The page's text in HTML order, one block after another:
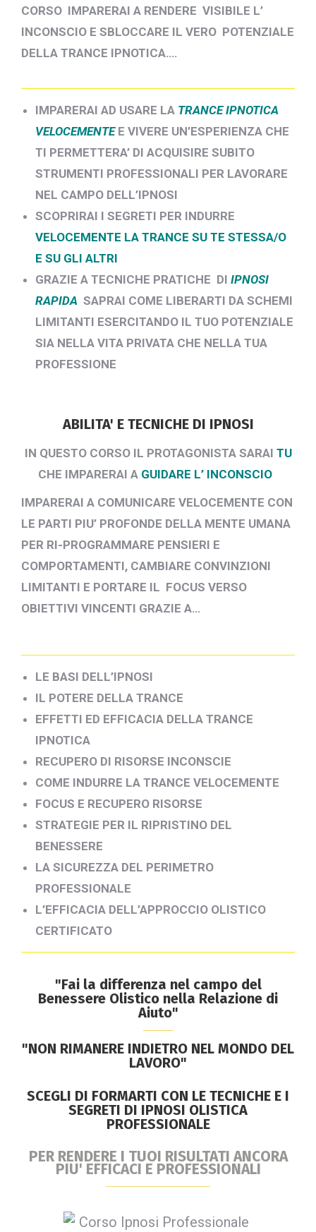
CORSO IMPARERAI A RENDERE VISIBILE L’
INCONSCIO E SBLOCCARE IL VERO POTENZIALE
DELLA TRANCE IPNOTICA….
IMPARERAI AD USARE LA TRANCE IPNOTICA
VELOCEMENTEE VIVERE UN’ESPERIENZA CHE
TI PERMETTERA’ DI ACQUISIRE SUBITO
STRUMENTI PROFESSIONALI PER LAVORARE
NEL CAMPO DELL’IPNOSI
SCOPRIRAI I SEGRETI PER INDURRE
VELOCEMENTE LA TRANCE SU TE STESSA/O
E SU GLI ALTRI
GRAZIE A TECNICHE PRATICHE DI IPNOSI
RAPIDA SAPRAI COME LIBERARTI DA SCHEMI
LIMITANTI ESERCITANDO IL TUO POTENZIALE
SIA NELLA VITA PRIVATA CHE NELLA TUA
PROFESSIONE
ABILITA' E TECNICHE DI IPNOSI
IN QUESTO CORSO IL PROTAGONISTA SARAI TU
CHE IMPARERAI A GUIDARE L’ INCONSCIO
IMPARERAI A COMUNICARE VELOCEMENTE CON
LE PARTI PIU’ PROFONDE DELLA MENTE UMANA
PER RI-PROGRAMMARE PENSIERI E
COMPORTAMENTI, CAMBIARE CONVINZIONI
LIMITANTI E PORTARE IL FOCUS VERSO
OBIETTIVI VINCENTI GRAZIE A…
LE BASI DELL’IPNOSI
IL POTERE DELLA TRANCE
EFFETTI ED EFFICACIA DELLA TRANCE
IPNOTICA
RECUPERO DI RISORSE INCONSCIE
COME INDURRE LA TRANCE VELOCEMENTE
FOCUS E RECUPERO RISORSE
STRATEGIE PER IL RIPRISTINO DEL
BENESSERE
LA SICUREZZA DEL PERIMETRO
PROFESSIONALE
L’EFFICACIA DELL’APPROCCIO OLISTICO
CERTIFICATO
"Fai la differenza nel campo del
Benessere Olistico nella Relazione di
Aiuto"
"NON RIMANERE INDIETRO NEL MONDO DEL
LAVORO"
SCEGLI DI FORMARTI CON LE TECNICHE E I
SEGRETI DI IPNOSI OLISTICA
PROFESSIONALE
PER RENDERE I TUOI RISULTATI ANCORA
PIU' EFFICACI E PROFESSIONALI